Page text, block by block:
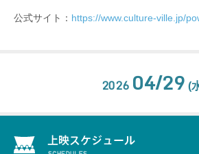
公式サイト： https://www.culture-ville.jp/
2026 04/29 (